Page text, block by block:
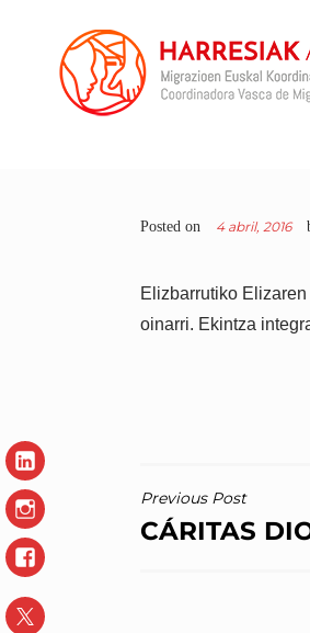
content
DE
Posted on 4 abril, 2016
Elizbarrutiko
oinarri. Ekintza
DE
Previous Post
CÁRITAS
LinkedIn
Instagram
Facebook
X